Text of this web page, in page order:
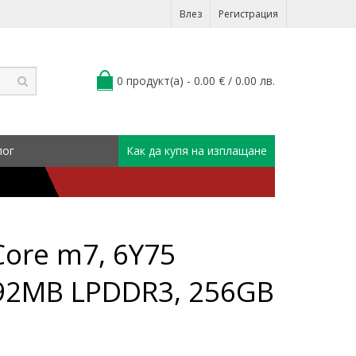
Влез Регистрация
0 продукт(а) - 0.00 € / 0.00 лв.
Как да купя на изплащане
m7, 6Y75
LPDDR3, 256GB